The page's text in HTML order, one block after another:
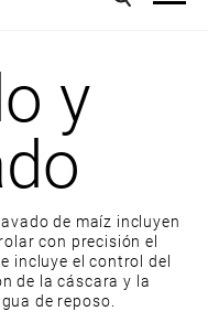
y
de maíz incluyen
con precisión el
incluye el control del
de la cáscara y la
de reposo.